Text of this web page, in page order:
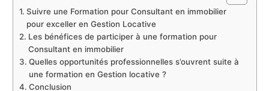
Suivre une Formation pour Consultant en immobilier
pour exceller en Gestion Locative
Les bénéfices de participer à une formation pour
Consultant en immobilier
Quelles opportunités professionnelles s’ouvrent suite à
une formation en Gestion locative ?
Conclusion